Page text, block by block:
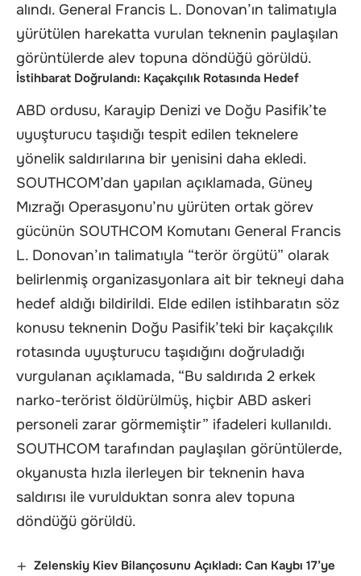
alındı. General Francis L. Donovan’ın talimatıyla
yürütülen harekatta vurulan teknenin paylaşılan
görüntülerde alev topuna döndüğü görüldü.
İstihbarat Doğrulandı: Kaçakçılık Rotasında Hedef
ABD ordusu, Karayip Denizi ve Doğu Pasifik’te
uyuşturucu taşıdığı tespit edilen teknelere
yönelik saldırılarına bir yenisini daha ekledi.
SOUTHCOM’dan yapılan açıklamada, Güney
Mızrağı Operasyonu’nu yürüten ortak görev
gücünün SOUTHCOM Komutanı General Francis
L. Donovan’ın talimatıyla “terör örgütü” olarak
belirlenmiş organizasyonlara ait bir tekneyi daha
hedef aldığı bildirildi. Elde edilen istihbaratın söz
konusu teknenin Doğu Pasifik’teki bir kaçakçılık
rotasında uyuşturucu taşıdığını doğruladığı
vurgulanan açıklamada, “Bu saldırıda 2 erkek
narko-terörist öldürülmüş, hiçbir ABD askeri
personeli zarar görmemiştir” ifadeleri kullanıldı.
SOUTHCOM tarafından paylaşılan görüntülerde,
okyanusta hızla ilerleyen bir teknenin hava
saldırısı ile vurulduktan sonra alev topuna
döndüğü görüldü.
Zelenskiy Kiev Bilançosunu Açıkladı: Can Kaybı 17’ye